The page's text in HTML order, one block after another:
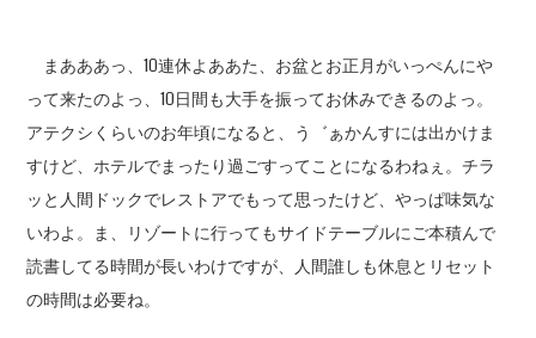
まあああっ、10連休よああた、お盆とお正月がいっぺんにや
って来たのよっ、10日間も大手を振ってお休みできるのよっ。
アテクシくらいのお年頃になると、う゛ぁかんすには出かけま
すけど、ホテルでまったり過ごすってことになるわねぇ。チラ
ッと人間ドックでレストアでもって思ったけど、やっぱ味気な
いわよ。ま、リゾートに行ってもサイドテーブルにご本積んで
読書してる時間が長いわけですが、人間誰しも休息とリセット
の時間は必要ね。